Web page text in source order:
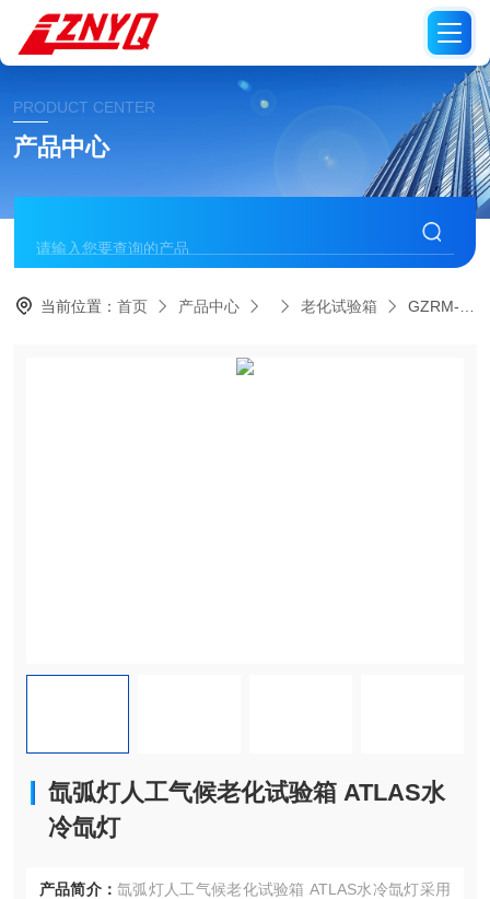
PRODUCT CENTER
产品中心
当前位置：首页 产品中心 老化试验箱 GZRM-X II75氙弧灯人工气候老化试验箱 ATLAS水冷氙灯
氙弧灯人工气候老化试验箱 ATLAS水
冷氙灯
产品简介： 氙弧灯人工气候老化试验箱 ATLAS水冷氙灯采用